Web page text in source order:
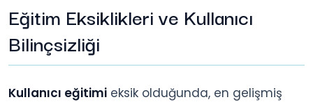
Eğitim Eksiklikleri ve Kullanıcı
Bilinçsizliği
Kullanıcı eğitimi eksik olduğunda, en gelişmiş